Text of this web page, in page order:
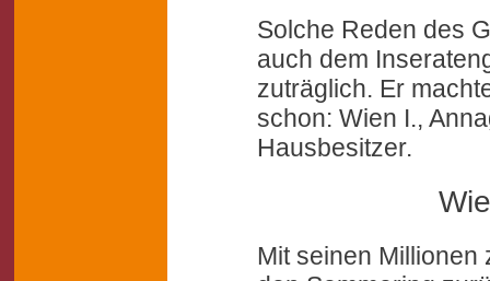
Solche Reden des
auch dem
zuträglich. Er
schon: Wien I.,
Hausbesitzer.
Mit seinen